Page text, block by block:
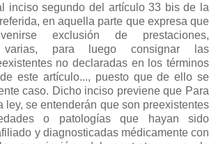
inciso segundo del artículo 33 bis de la
en aquella parte que expresa que
exclusión de prestaciones,
varias, para luego consignar las
no declaradas en los términos
este artículo..., puesto que de ello se
caso. Dicho inciso previene que Para
ley, se entenderán que son preexistentes
o patologías que hayan sido
y diagnosticadas médicamente con